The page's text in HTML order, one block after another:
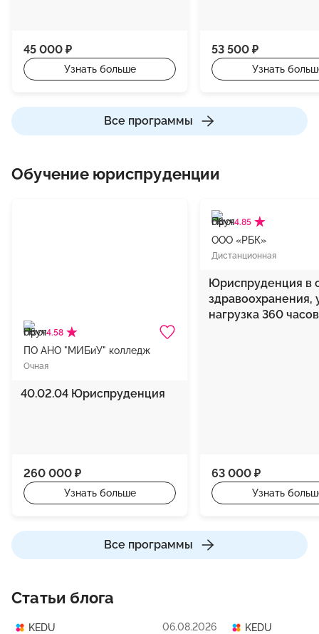
Все программы
45 000 ₽
Узнать больше
53 500 ₽
Узнать
Обучение юриспруденции
Все программы
4.58
ПО АНО "МИБиУ" колледж
Очная
40.02.04 Юриспруденция
260 000 ₽
Узнать больше
4.85
ООО «РБК»
Дистанционная
Юриспруденция в
здравоохранения,
нагрузка 360 часов
63 000 ₽
Узнать
Статьи блога
KEDU 06.08.2026 KEDU